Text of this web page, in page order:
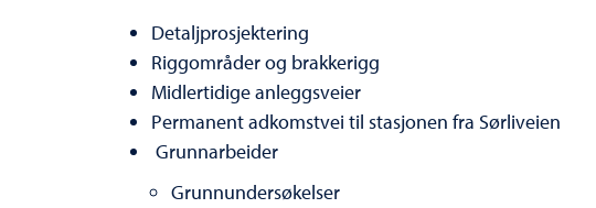
Detaljprosjektering
Riggområder og brakkerigg
Midlertidige anleggsveier
Permanent adkomstvei til stasjonen fra Sørliveien
Grunnarbeider
Grunnundersøkelser